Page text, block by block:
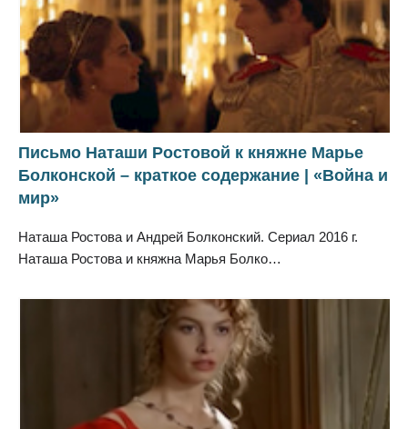
Письмо Наташи Ростовой к княжне Марье
Болконской – краткое содержание | «Война и
мир»
Наташа Ростова и Андрей Болконский. Сериал 2016 г.
Наташа Ростова и княжна Марья Болко…